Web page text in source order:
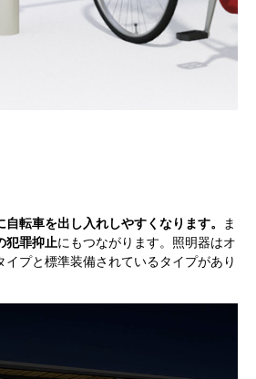
自転車を出し入れしやすくなります。
ま
犯罪抑止にもつながります。照明器はオ
イプと標準装備されているタイプがあり